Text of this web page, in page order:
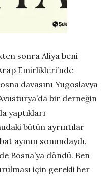
sonra Aliya beni
Emirlikleri’nde
davasını Yugoslavya
bir derneğin
yaptıkları
bütün ayrıntılar
ayının sonundaydı.
Bosna’ya döndü. Ben
için gerekli her